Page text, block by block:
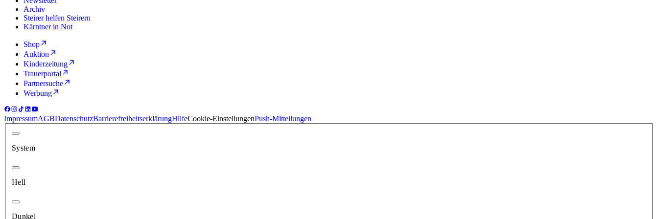
Archiv
Steirer helfen Steirern
Kärntner in Not
Shop
Auktion
Kinderzeitung
Trauerportal
Partnersuche
Werbung
ImpressumAGBDatenschutzBarrierefreiheitserklärungHilfeCookie-EinstellungenPush-Mitteilungen
System
Hell
Dunkel